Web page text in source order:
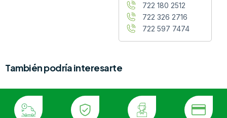
722 180 2512
722 326 2716
722 597 7474
También podría interesarte